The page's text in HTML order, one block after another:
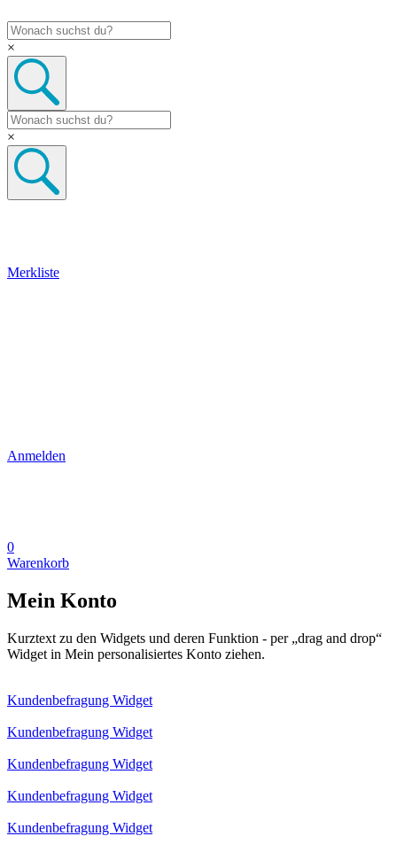
×
×
Merkliste
Anmelden
0
Warenkorb
Mein Konto
Kurztext zu den Widgets und deren Funktion - per „drag and drop“
Widget in Mein personalisiertes Konto ziehen.
Kundenbefragung Widget
Kundenbefragung Widget
Kundenbefragung Widget
Kundenbefragung Widget
Kundenbefragung Widget